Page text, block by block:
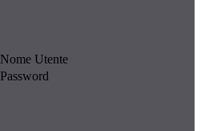
Nome Utente
Password